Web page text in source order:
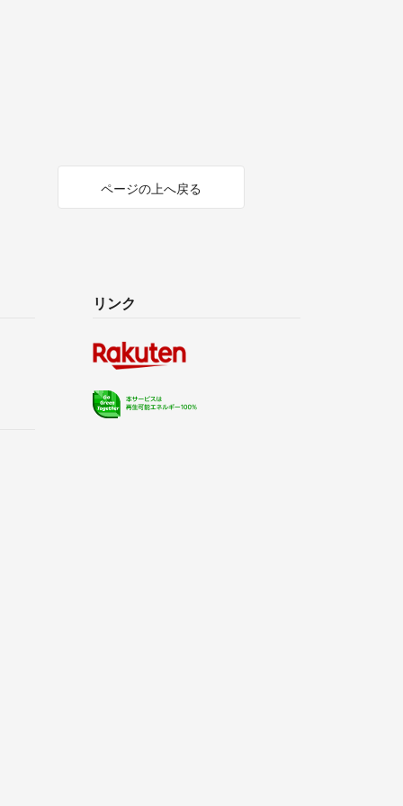
ページの上へ戻る
リンク